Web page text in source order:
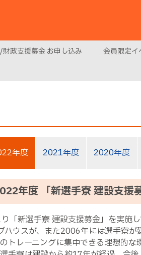
政支援募金 お申し込み 会員限定イ
年度 2021年度 2020年度
年度「新選手寮 建設支援
新選手寮 建設支援募金」を実施し
ウスが、また2006年には選手寮
トレーニングに集中できる理想的